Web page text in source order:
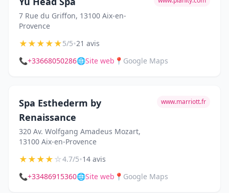
7 Rue du Griffon, 13100 Aix-en-
Provence
★★★★★5/5•21 avis
📞+33668050286🌐Site web 📍 Google Maps
Spa Esthederm by
Renaissance
320 Av. Wolfgang Amadeus Mozart,
13100 Aix-en-Provence
www.marriott.fr
★★★★☆4.7/5•14 avis
📞+33486915360🌐Site web 📍 Google Maps